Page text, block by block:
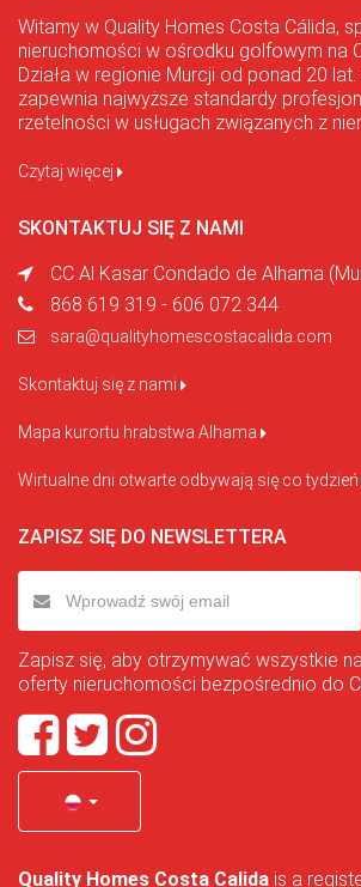
Witamy w Quality Homes Costa Cálida,
nieruchomości w ośrodku golfowym na
Działa w regionie Murcji od ponad 20 lat.
zapewnia najwyższe standardy
rzetelności w usługach związanych z
Czytaj więcej
SKONTAKTUJ SIĘ Z NAMI
CC Al Kasar Condado de Alhama
868 619 319 - 606 072 344
sara@qualityhomescostacalida.com
Skontaktuj się z nami
Mapa kurortu hrabstwa Alhama
Wirtualne dni otwarte odbywają się co tydzień
ZAPISZ SIĘ DO NEWSLETTERA
Zapisz się, aby otrzymywać wszystkie
oferty nieruchomości bezpośrednio do
Quality Homes Costa Calida is a